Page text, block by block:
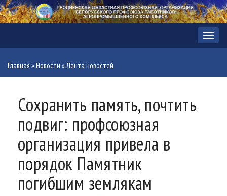
Меню
Главная »Новости »Лента новостей
Сохранить память, почтить
подвиг: профсоюзная
организация привела в
порядок Памятник
погибшим землякам